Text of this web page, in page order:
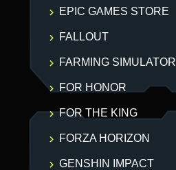
EPIC GAMES STORE
FALLOUT
FARMING SIMULATOR
FOR HONOR
FOR THE KING
FORZA HORIZON
GENSHIN IMPACT